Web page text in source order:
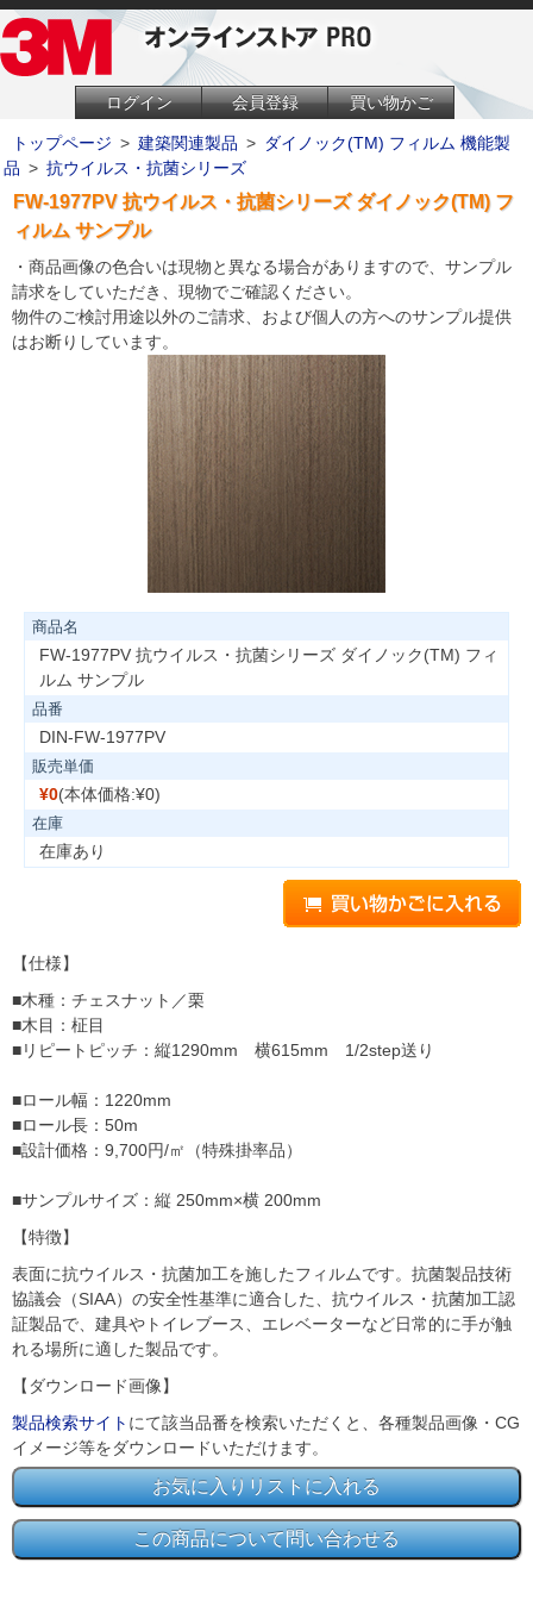
ログイン 会員登録 買い物かご
トップページ > 建築関連製品 > ダイノック(TM) フィルム 機能製
品 > 抗ウイルス・抗菌シリーズ
FW-1977PV 抗ウイルス・抗菌シリーズ ダイノック(TM) フ
ィルム サンプル
・商品画像の色合いは現物と異なる場合がありますので、サンプル
請求をしていただき、現物でご確認ください。
物件のご検討用途以外のご請求、および個人の方へのサンプル提供
はお断りしています。
商品名
FW-1977PV 抗ウイルス・抗菌シリーズ ダイノック(TM) フィ
ルム サンプル
品番
DIN-FW-1977PV
販売単価
¥0(本体価格:¥0)
在庫
在庫あり
【仕様】
■木種：チェスナット／栗
■木目：柾目
■リピートピッチ：縦1290mm 横615mm 1/2step送り
■ロール幅：1220mm
■ロール長：50m
■設計価格：9,700円/㎡（特殊掛率品）
■サンプルサイズ：縦 250mm×横 200mm
【特徴】
表面に抗ウイルス・抗菌加工を施したフィルムです。抗菌製品技術
協議会（SIAA）の安全性基準に適合した、抗ウイルス・抗菌加工認
証製品で、建具やトイレブース、エレベーターなど日常的に手が触
れる場所に適した製品です。
【ダウンロード画像】
製品検索サイト にて該当品番を検索いただくと、各種製品画像・CG
イメージ等をダウンロードいただけます。